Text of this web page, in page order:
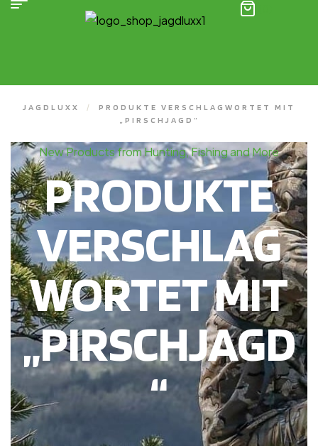
JAGDLUXX /
PRODUKTE VERSCHLAGWORTET MIT
„PIRSCHJAGD“
New Products from Hunting, Fishing and More
PRODUKTE
VERSCHLAG
WORTET MIT
„PIRSCHJAGD
“